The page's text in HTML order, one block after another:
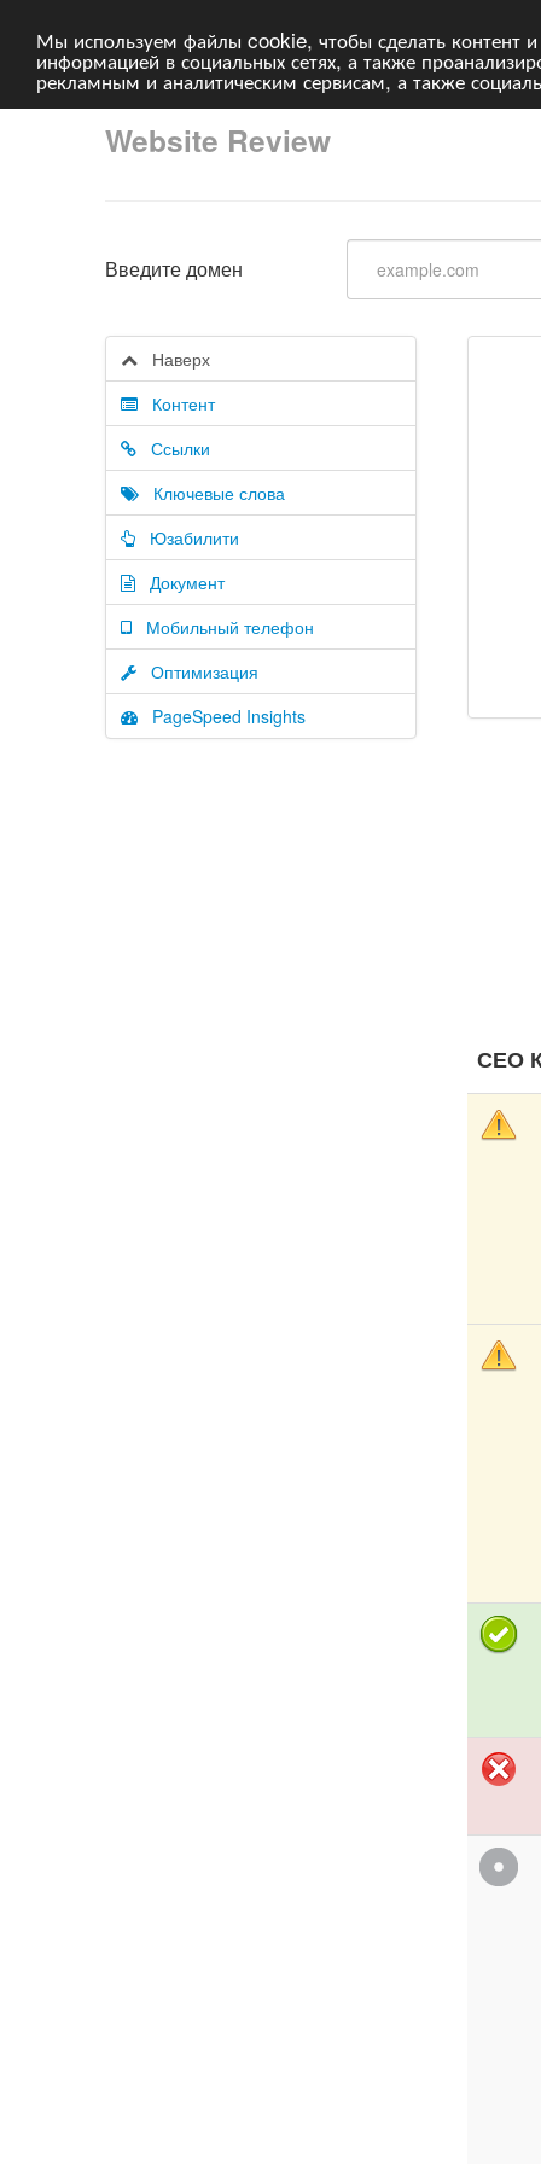
Мы используем файлы cookie, чтобы сделать контент
информацией в социальных сетях, а также
рекламным и аналитическим сервисам, а также
Website Review
Введите домен
Наверх
Контент
Ссылки
Ключевые слова
Юзабилити
Документ
Мобильный телефон
Оптимизация
PageSpeed Insights
СЕО